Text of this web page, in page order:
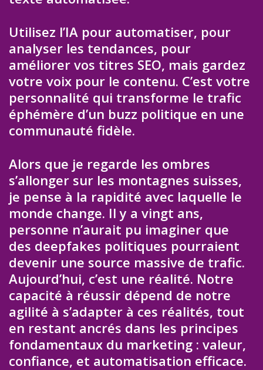
Utilisez l’IA pour automatiser, pour
analyser les tendances, pour
améliorer vos titres SEO, mais gardez
votre voix pour le contenu. C’est votre
personnalité qui transforme le trafic
éphémère d’un buzz politique en une
communauté fidèle.
Alors que je regarde les ombres
s’allonger sur les montagnes suisses,
je pense à la rapidité avec laquelle le
monde change. Il y a vingt ans,
personne n’aurait pu imaginer que
des deepfakes politiques pourraient
devenir une source massive de trafic.
Aujourd’hui, c’est une réalité. Notre
capacité à réussir dépend de notre
agilité à s’adapter à ces réalités, tout
en restant ancrés dans les principes
fondamentaux du marketing : valeur,
confiance, et automatisation efficace.